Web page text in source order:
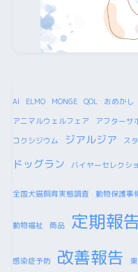
AI ELMO MONGE QOL おめかし
アニマルウェルフェア
アフターサ
コクシジウム ジアルジア ス
ドッグラン バイヤーセレクシ
全国犬猫飼育実態調査 動物保護事
動物福祉 商品 定期報
感染症予防 改善報告